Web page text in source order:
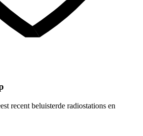
recent beluisterde radiostations en